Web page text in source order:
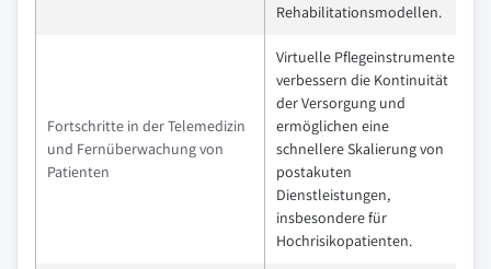
Rehabilitationsmodellen.
Fortschritte in der Telemedizin
und Fernüberwachung von
Patienten
Virtuelle Pflegeinstrumente
verbessern die Kontinuität
der Versorgung und
ermöglichen eine
schnellere Skalierung von
postakuten
Dienstleistungen,
insbesondere für
Hochrisikopatienten.